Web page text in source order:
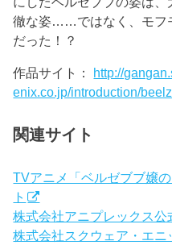
徹な姿……ではなく、モフ
だった！？
作品サイト： http://
enix.co.jp/introduction/
関連サイト
TVアニメ「ベルゼブブ嬢
ト
株式会社アニプレックス公
株式会社スクウェア・エニ